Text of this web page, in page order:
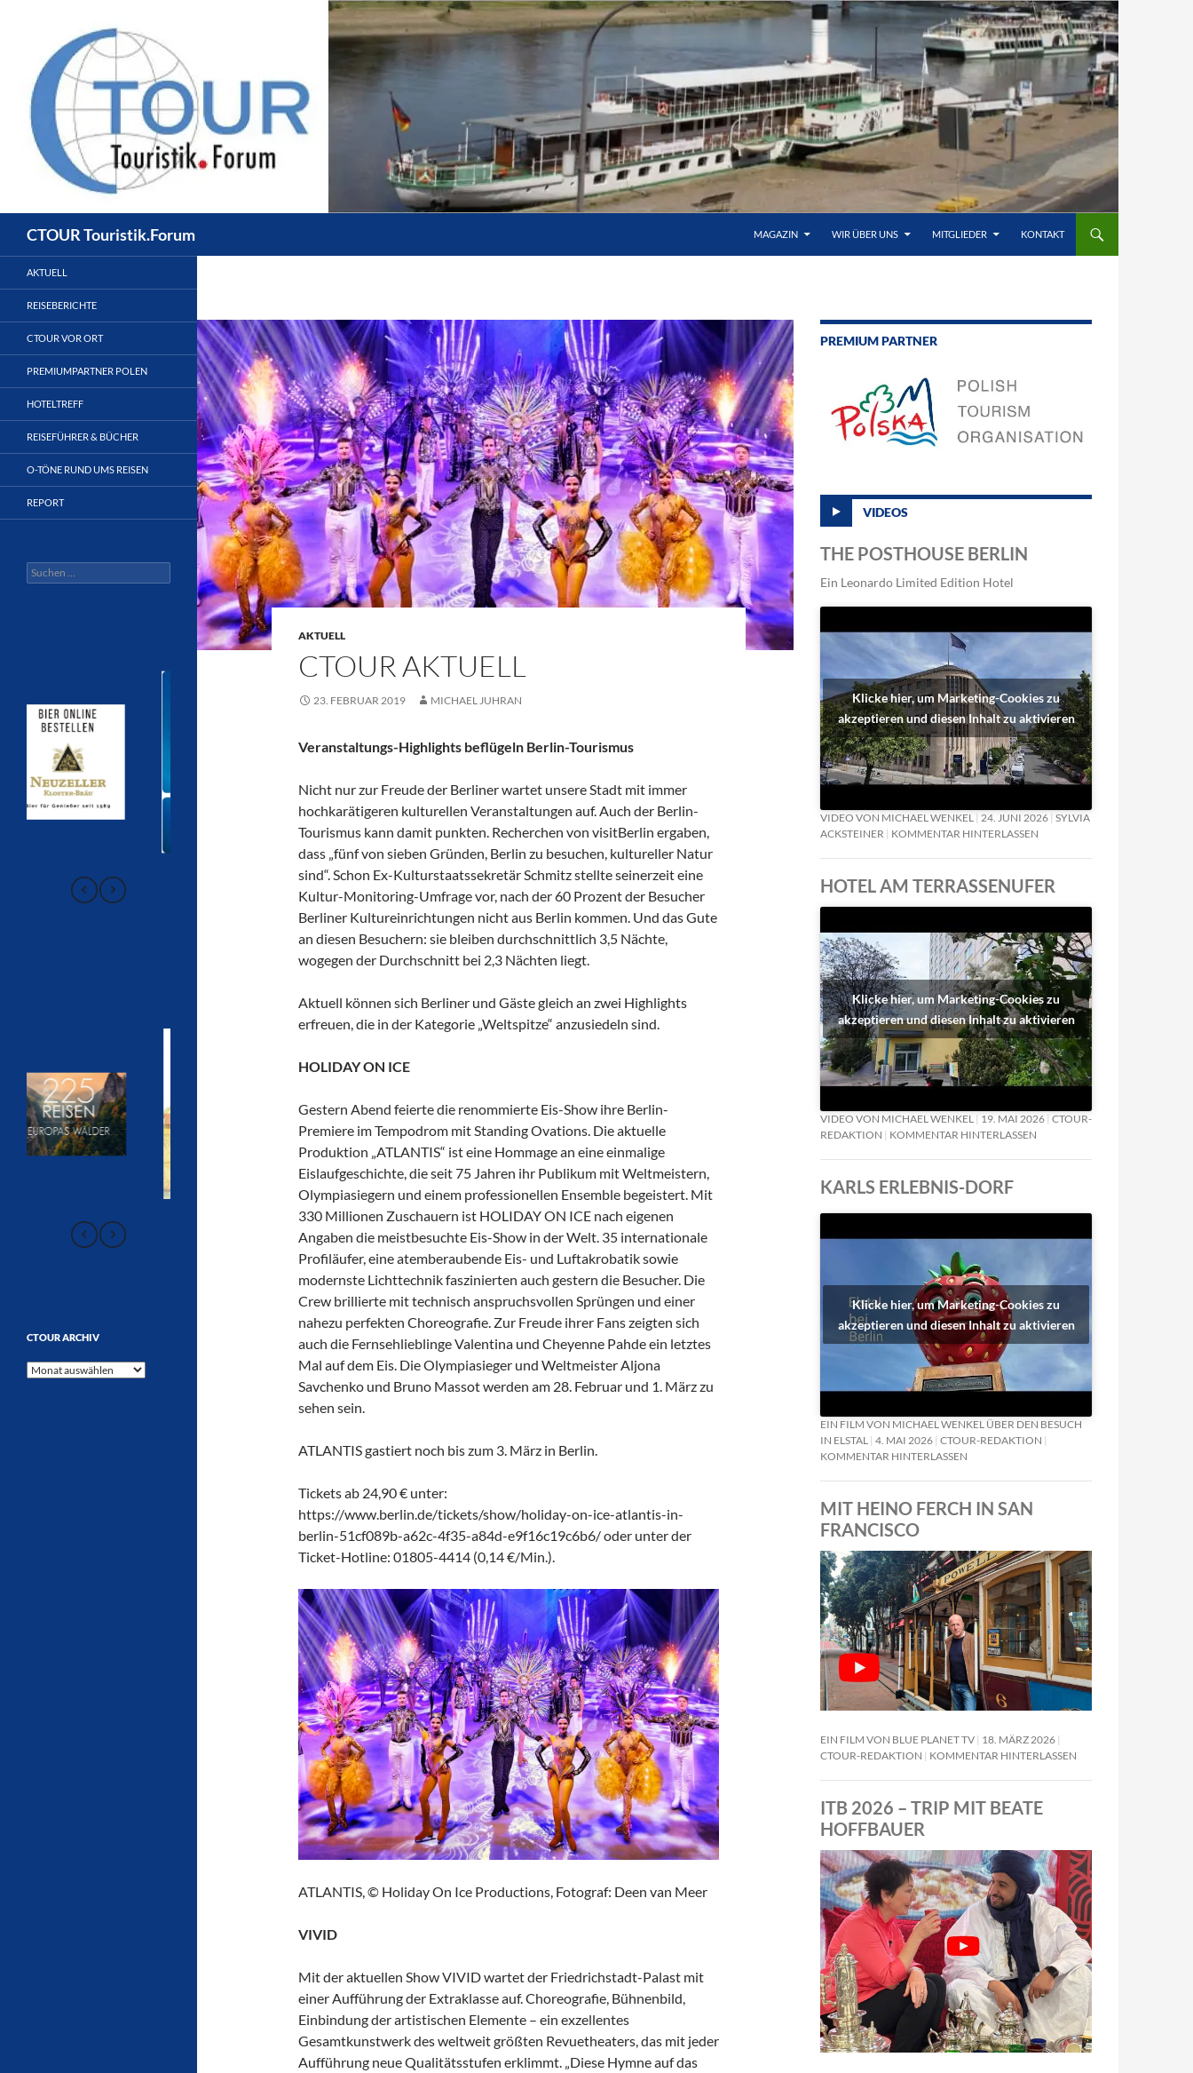
springen
CTOUR Touristik.Forum MAGAZIN WIR ÜBER UNS MITGLIEDER KONTAKT
AKTUELL
CTOUR AKTUELL
23. FEBRUAR 2019 MICHAEL JUHRAN
Veranstaltungs-Highlights beflügeln Berlin-Tourismus
Nicht nur zur Freude der Berliner wartet unsere Stadt mit immer
hochkarätigeren kulturellen Veranstaltungen auf. Auch der Berlin-
Tourismus kann damit punkten. Recherchen von visitBerlin ergaben,
dass „fünf von sieben Gründen, Berlin zu besuchen, kultureller Natur
sind“. Schon Ex-Kulturstaatssekretär Schmitz stellte seinerzeit eine
Kultur-Monitoring-Umfrage vor, nach der 60 Prozent der Besucher
Berliner Kultureinrichtungen nicht aus Berlin kommen. Und das Gute
an diesen Besuchern: sie bleiben durchschnittlich 3,5 Nächte,
wogegen der Durchschnitt bei 2,3 Nächten liegt.
Aktuell können sich Berliner und Gäste gleich an zwei Highlights
erfreuen, die in der Kategorie „Weltspitze“ anzusiedeln sind.
HOLIDAY ON ICE
Gestern Abend feierte die renommierte Eis-Show ihre Berlin-
Premiere im Tempodrom mit Standing Ovations. Die aktuelle
Produktion „ATLANTIS“ ist eine Hommage an eine einmalige
Eislaufgeschichte, die seit 75 Jahren ihr Publikum mit Weltmeistern,
Olympiasiegern und einem professionellen Ensemble begeistert. Mit
330 Millionen Zuschauern ist HOLIDAY ON ICE nach eigenen
Angaben die meistbesuchte Eis-Show in der Welt. 35 internationale
Profiläufer, eine atemberaubende Eis- und Luftakrobatik sowie
modernste Lichttechnik faszinierten auch gestern die Besucher. Die
Crew brillierte mit technisch anspruchsvollen Sprüngen und einer
nahezu perfekten Choreografie. Zur Freude ihrer Fans zeigten sich
auch die Fernsehlieblinge Valentina und Cheyenne Pahde ein letztes
Mal auf dem Eis. Die Olympiasieger und Weltmeister Aljona
Savchenko und Bruno Massot werden am 28. Februar und 1. März zu
sehen sein.
ATLANTIS gastiert noch bis zum 3. März in Berlin.
Tickets ab 24,90 € unter:
https://www.berlin.de/tickets/show/holiday-on-ice-atlantis-in-
berlin-51cf089b-a62c-4f35-a84d-e9f16c19c6b6/ oder unter der
Ticket-Hotline: 01805-4414 (0,14 €/Min.).
ATLANTIS, © Holiday On Ice Productions, Fotograf: Deen van Meer
VIVID
Mit der aktuellen Show VIVID wartet der Friedrichstadt-Palast mit
einer Aufführung der Extraklasse auf. Choreografie, Bühnenbild,
Einbindung der artistischen Elemente – ein exzellentes
Gesamtkunstwerk des weltweit größten Revuetheaters, das mit jeder
Aufführung neue Qualitätsstufen erklimmt. „Diese Hymne auf das
PREMIUM PARTNER
VIDEOS
THE POSTHOUSE BERLIN
Ein Leonardo Limited Edition Hotel
Klicke hier, um Marketing-Cookies zu
akzeptieren und diesen Inhalt zu aktivieren
VIDEO VON MICHAEL WENKEL 24. JUNI 2026 SYLVIA
ACKSTEINER
KOMMENTAR HINTERLASSEN
HOTEL AM TERRASSENUFER
Klicke hier, um Marketing-Cookies zu
akzeptieren und diesen Inhalt zu aktivieren
VIDEO VON MICHAEL WENKEL 19. MAI 2026 CTOUR-
REDAKTION
KOMMENTAR HINTERLASSEN
KARLS ERLEBNIS-DORF
Klicke hier, um Marketing-Cookies zu
akzeptieren und diesen Inhalt zu aktivieren
EIN FILM VON MICHAEL WENKEL ÜBER DEN BESUCH
IN ELSTAL 4. MAI 2026 CTOUR-REDAKTION
KOMMENTAR HINTERLASSEN
MIT HEINO FERCH IN SAN
FRANCISCO
EIN FILM VON BLUE PLANET TV 18. MÄRZ 2026
CTOUR-REDAKTION
KOMMENTAR HINTERLASSEN
ITB 2026 – TRIP MIT BEATE
HOFFBAUER
AKTUELL
REISEBERICHTE
CTOUR VOR ORT
PREMIUMPARTNER POLEN
HOTELTREFF
REISEFÜHRER & BÜCHER
O-TÖNE RUND UMS REISEN
REPORT
Suchen
nach:
CTOUR ARCHIV
CTOUR